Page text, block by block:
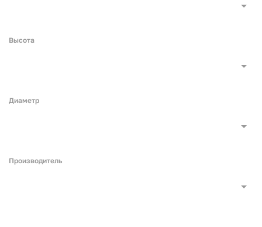
Высота
Диаметр
Производитель